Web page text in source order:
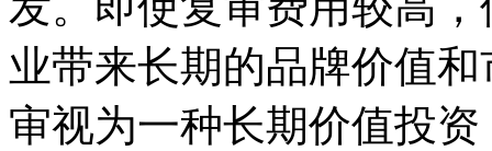
业带来长期的品牌价值
审视为一种长期价值投